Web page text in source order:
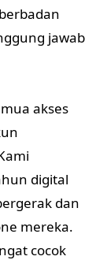
jawab
akses
digital
dan
mereka.
cocok